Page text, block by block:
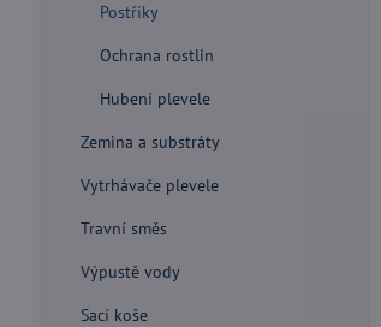
Postřiky
Ochrana rostlin
Hubení plevele
Zemina a substráty
Vytrhávače plevele
Travní směs
Výpustě vody
Sací koše